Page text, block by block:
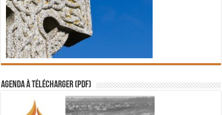
Agenda à télécharger (PDF)